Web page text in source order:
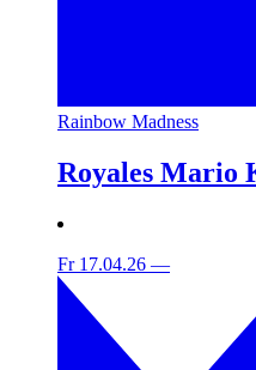
Rainbow Madness
Royales Mario
Fr 17.04.26 —